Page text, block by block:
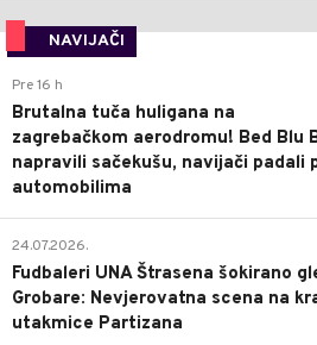
NAVIJAČI
Pre 16 h
Brutalna tuča huligana na
zagrebačkom aerodromu! Bed Blu
napravili sačekušu, navijači padali
automobilima
24.07.2026.
Fudbaleri UNA Štrasena šokirano
Grobare: Nevjerovatna scena na
utakmice Partizana